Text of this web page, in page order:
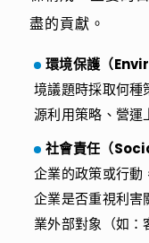
盡的貢獻。
環境保護（
境議題時採取何種
源利用策略、營運
社會責任（
企業的政策或行動
企業是否重視利害
業外部對象（如：